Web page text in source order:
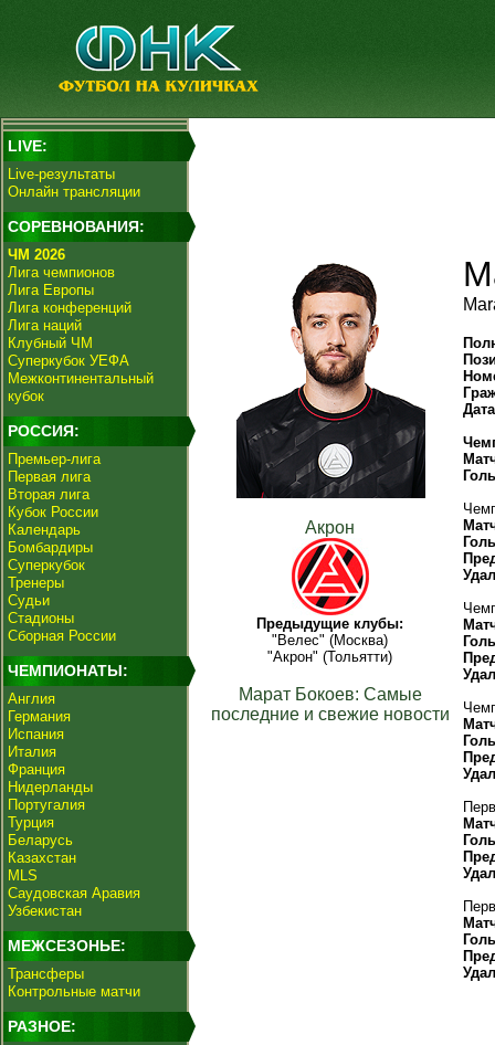
LIVE:
Live-результаты
Онлайн трансляции
СОРЕВНОВАНИЯ:
ЧМ 2026
Лига чемпионов
Лига Европы
Лига конференций
Лига наций
Клубный ЧМ
Суперкубок УЕФА
Межконтинентальный
кубок
РОССИЯ:
Премьер-лига
Первая лига
Вторая лига
Кубок России
Календарь
Бомбардиры
Суперкубок
Тренеры
Судьи
Стадионы
Сборная России
ЧЕМПИОНАТЫ:
Англия
Германия
Испания
Италия
Франция
Нидерланды
Португалия
Турция
Беларусь
Казахстан
MLS
Саудовская Аравия
Узбекистан
МЕЖСЕЗОНЬЕ:
Трансферы
Контрольные матчи
РАЗНОЕ:
Акрон
Предыдущие клубы:
"Велес" (Москва)
"Акрон" (Тольятти)
Марат Бокоев: Самые
последние и свежие новости